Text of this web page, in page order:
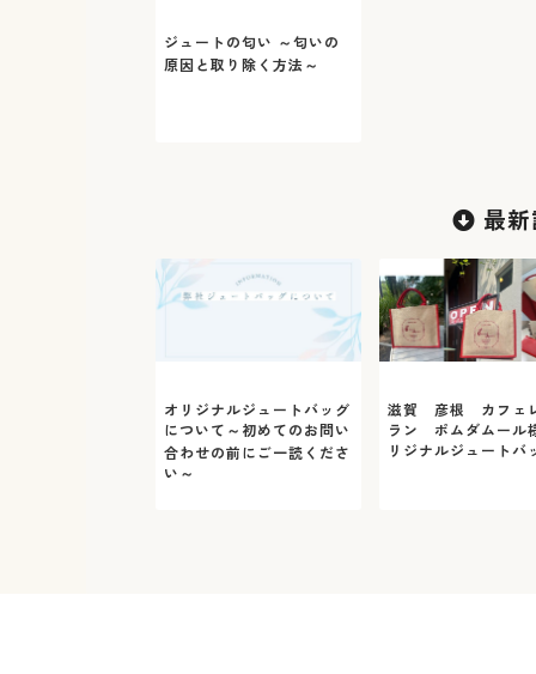
ジュートの匂い ～匂いの
原因と取り除く方法～
最
オリジナルジュートバッグ
について～初めてのお問い
合わせの前にご一読くださ
い～
滋賀 彦根 カフェ
ラン ポムダムー
リジナルジュートバ